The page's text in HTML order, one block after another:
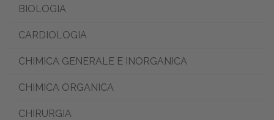
BIOLOGIA
CARDIOLOGIA
CHIMICA GENERALE E INORGANICA
CHIMICA ORGANICA
CHIRURGIA